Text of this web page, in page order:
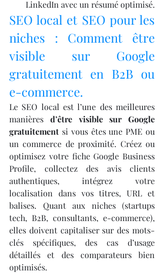
LinkedIn avec un résumé optimisé.
SEO local et SEO pour les
niches : Comment être
visible sur Google
gratuitement en B2B ou
e-commerce.
Le SEO local est l’une des meilleures
manières d’être visible sur Google
gratuitement si vous êtes une PME ou
un commerce de proximité. Créez ou
optimisez votre fiche Google Business
Profile, collectez des avis clients
authentiques, intégrez votre
localisation dans vos titres, URL et
balises. Quant aux niches (startups
tech, B2B, consultants, e-commerce),
elles doivent capitaliser sur des mots-
clés spécifiques, des cas d’usage
détaillés et des comparateurs bien
optimisés.